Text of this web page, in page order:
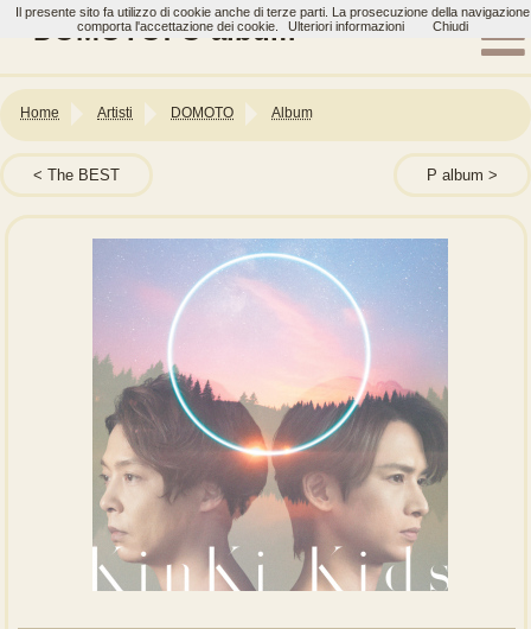
DOMOTO: O album
Home Artisti DOMOTO Album
The BEST P album
Il presente sito fa utilizzo di cookie anche di terze parti. La prosecuzione della navigazione
comporta l'accettazione dei cookie.
Ulteriori informazioni Chiudi